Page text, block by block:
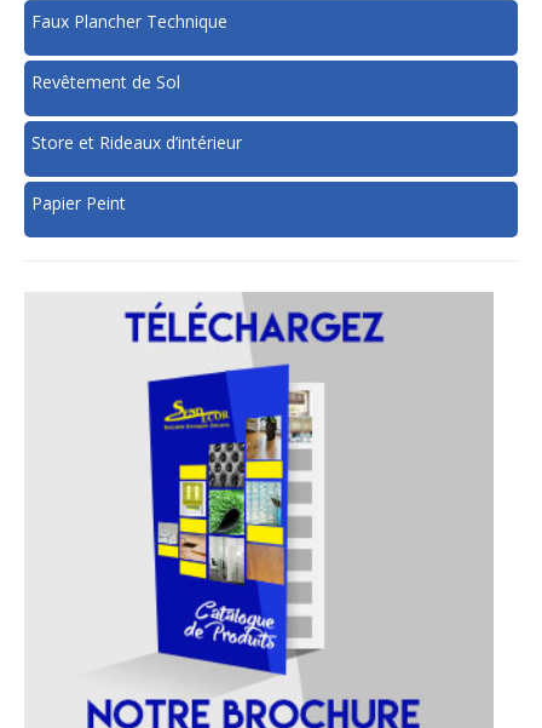
Faux Plancher Technique
Revêtement de Sol
Store et Rideaux d’intérieur
Papier Peint